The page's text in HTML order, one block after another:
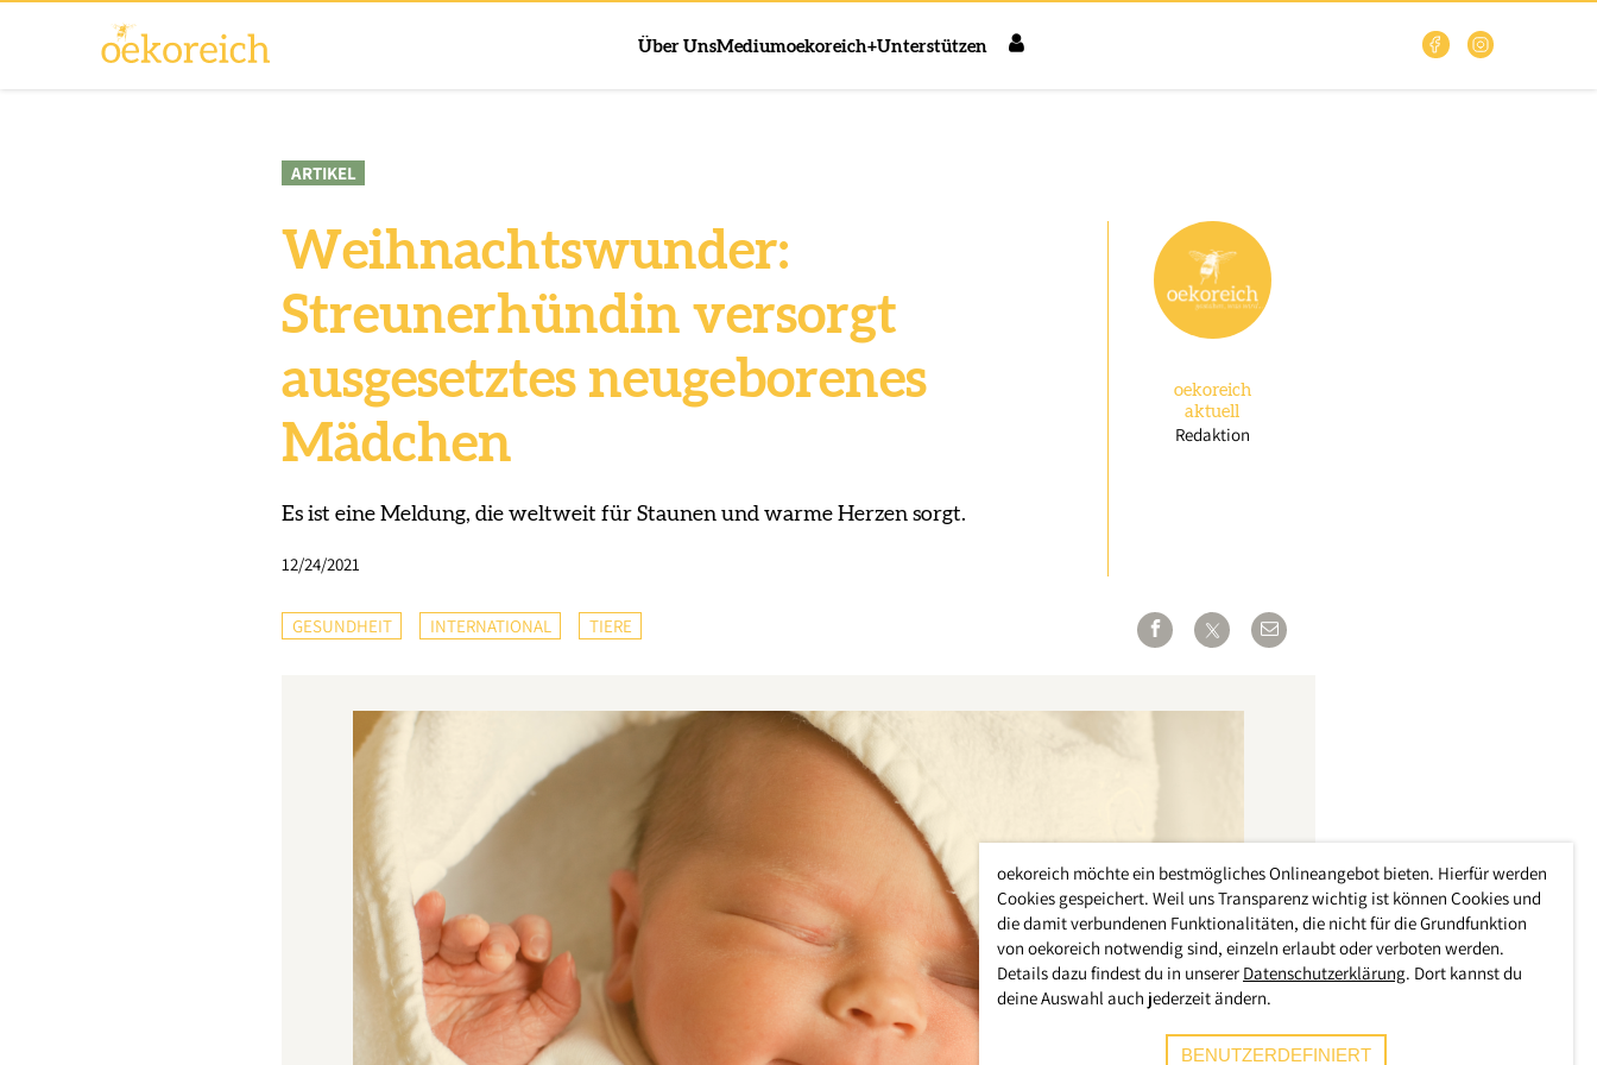
Über UnsMediumoekoreich+Unterstützen
ARTIKEL
Weihnachtswunder:
Streunerhündin versorgt
ausgesetztes neugeborenes
Mädchen
Es ist eine Meldung, die weltweit für Staunen und warme Herzen sorgt.
12/24/2021
oekoreich
aktuell
Redaktion
GESUNDHEIT INTERNATIONAL TIERE
oekoreich möchte ein bestmögliches Onlineangebot bieten. Hierfür werden
Cookies gespeichert. Weil uns Transparenz wichtig ist können Cookies und
die damit verbundenen Funktionalitäten, die nicht für die Grundfunktion
von oekoreich notwendig sind, einzeln erlaubt oder verboten werden.
Details dazu findest du in unserer Datenschutzerklärung. Dort kannst du
deine Auswahl auch jederzeit ändern.
BENUTZERDEFINIERT